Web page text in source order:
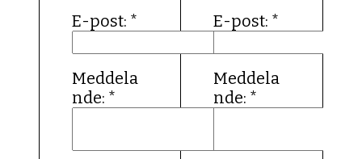
E-post: *
Meddela
nde: *
E-post: *
Meddela
nde: *